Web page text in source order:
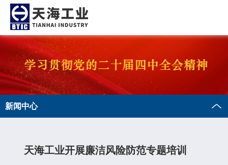
新闻中心
天海工业开展廉洁风险防范专题培训